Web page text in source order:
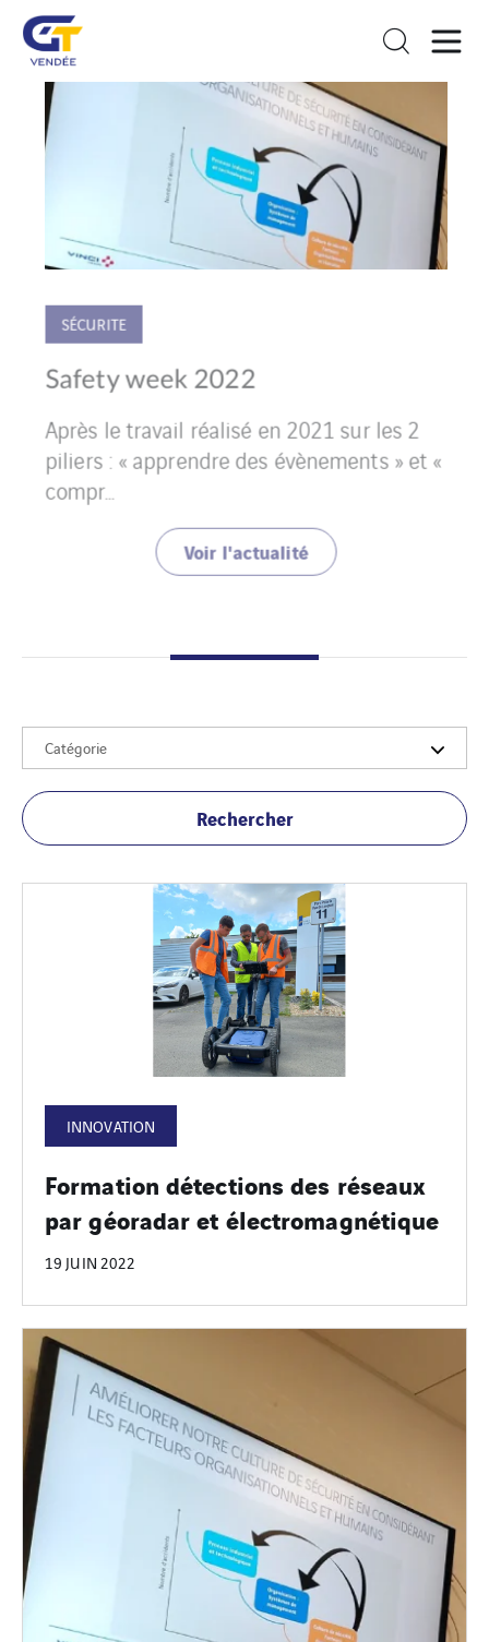
SÉCURITE
Safety week 2022
Après le travail réalisé en 2021 sur les 2
piliers : « apprendre des évènements » et «
compr...
Voir l'actualité
Catégorie
Rechercher
INNOVATION
Formation détections des réseaux
par géoradar et électromagnétique
19 JUIN 2022